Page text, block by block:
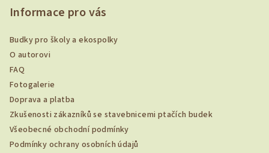
Informace pro vás
Budky pro školy a ekospolky
O autorovi
FAQ
Fotogalerie
Doprava a platba
Zkušenosti zákazníků se stavebnicemi ptačích budek
Všeobecné obchodní podmínky
Podmínky ochrany osobních údajů